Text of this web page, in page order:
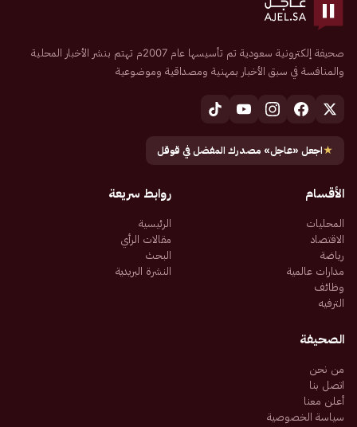
صحيفة إلكترونية سعودية تم تأسيسها عام 2007م تهتم بنشر الأخبار المحلية
والمنافسة في سبق الأخبار بمهنية ومصداقية وموضوعية
★اجعل «عاجل» مصدرك المفضل في قوقل
الأقسام
المحليات
الاقتصاد
رياضة
مدارات عالمية
وظائف
الترفيه
روابط سريعة
الرئيسية
مقالات الرأي
البحث
النشرة البريدية
الصحيفة
من نحن
اتصل بنا
أعلن معنا
سياسة الخصوصية